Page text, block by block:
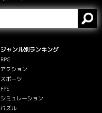
ジャンル別ランキング
RPG
アクション
スポーツ
FPS
シミュレーション
パズル